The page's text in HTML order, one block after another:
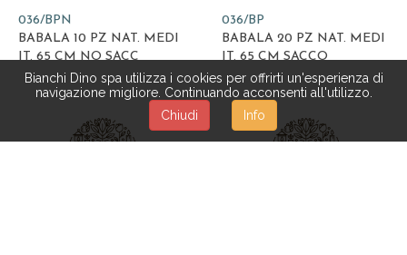
Bianchi Dino spa utilizza i cookies per offrirti un'esperienza di
navigazione migliore. Continuando acconsenti all'utilizzo.
Chiudi
Info
036/BPN
BABALA 10 PZ NAT. MEDI
IT. 65 CM NO SACC
036/BP
BABALA 20 PZ NAT. MEDI
IT. 65 CM SACCO